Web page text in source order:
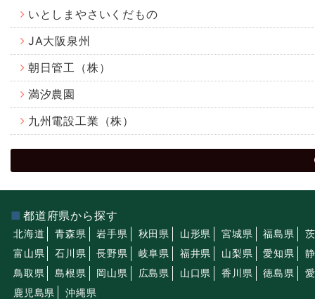
いとしまやさいくだもの
JA大阪泉州
朝日管工（株）
満汐農園
九州電設工業（株）
都道府県から探す
北海道 青森県 岩手県 秋田県 山形県 宮城県 福島県
富山県
石川県 長野県 岐阜県 福井県 山梨県 愛知県
鳥取県
島根県 岡山県 広島県 山口県 香川県 徳島県
鹿児島県
沖縄県